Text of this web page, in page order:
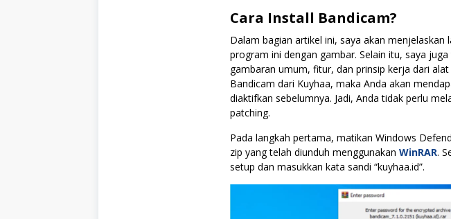
Cara Install Bandicam?
Dalam bagian artikel ini, saya akan menjelaskan
program ini dengan gambar. Selain itu, saya
gambaran umum, fitur, dan prinsip kerja dari
Bandicam dari Kuyhaa, maka Anda akan
diaktifkan sebelumnya. Jadi, Anda tidak perlu
patching.
Pada langkah pertama, matikan Windows
zip yang telah diunduh menggunakan WinRAR.
setup dan masukkan kata sandi “kuyhaa.id”.